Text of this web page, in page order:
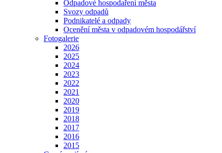
Odpadové hospodaření města
Svozy odpadů
Podnikatelé a odpady
Ocenění města v odpadovém hospodářství
Fotogalerie
2026
2025
2024
2023
2022
2021
2020
2019
2018
2017
2016
2015